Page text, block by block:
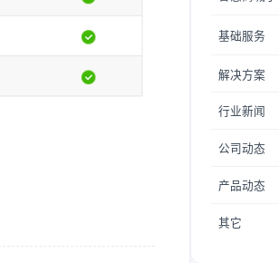
基础服务
解决方案
行业新闻
公司动态
产品动态
其它